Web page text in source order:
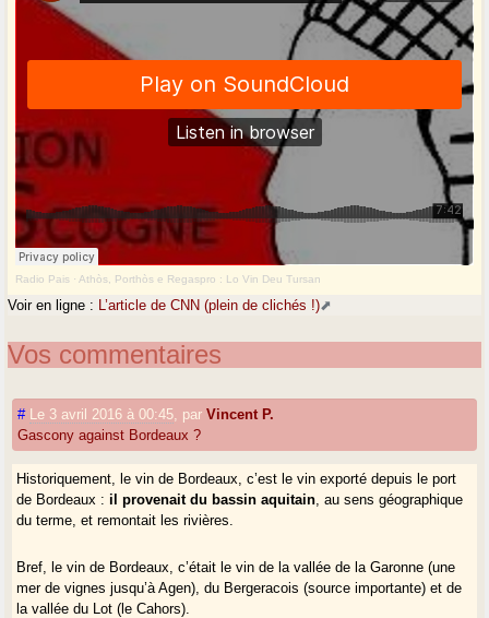
Radio Pais · Athòs, Porthòs e Regaspro : Lo Vin Deu Tursan
Voir en ligne : L’article de CNN (plein de clichés !)
Vos commentaires
# Le 3 avril 2016 à 00:45 parVincent P.
Gascony against Bordeaux ?
Historiquement, le vin de Bordeaux, c’est le vin exporté depuis le port
de Bordeaux :il provenait du bassin aquitain , au sens géographique
du terme, et remontait les rivières.
Bref, le vin de Bordeaux, c’était le vin de la vallée de la Garonne (une
mer de vignes jusqu’à Agen), du Bergeracois (source importante) et de
la vallée du Lot (le Cahors).